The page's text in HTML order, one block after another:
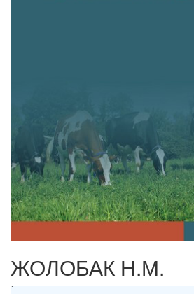
ЖОЛОБАК Н.М.